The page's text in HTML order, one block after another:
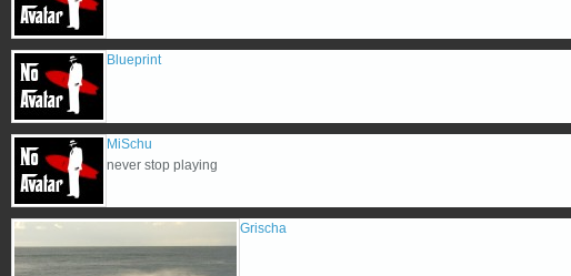
Blueprint
MiSchu
never stop playing
Grischa